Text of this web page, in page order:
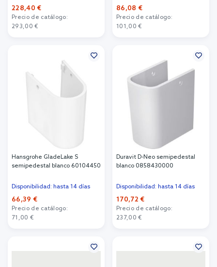
228,40 €
Precio de catálogo:
293,00 €
86,08 €
Precio de catálogo:
101,00 €
Hansgrohe GladeLake S
semipedestal blanco 60104450
Disponibilidad: hasta 14 días
66,39 €
Precio de catálogo:
71,00 €
Duravit D-Neo semipedestal
blanco 0858430000
Disponibilidad: hasta 14 días
170,72 €
Precio de catálogo:
237,00 €